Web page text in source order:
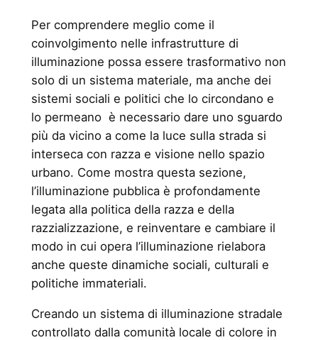
Per comprendere meglio come il
coinvolgimento nelle infrastrutture di
illuminazione possa essere trasformativo non
solo di un sistema materiale, ma anche dei
sistemi sociali e politici che lo circondano e
lo permeano è necessario dare uno sguardo
più da vicino a come la luce sulla strada si
interseca con razza e visione nello spazio
urbano. Come mostra questa sezione,
l’illuminazione pubblica è profondamente
legata alla politica della razza e della
razzializzazione, e reinventare e cambiare il
modo in cui opera l’illuminazione rielabora
anche queste dinamiche sociali, culturali e
politiche immateriali.
Creando un sistema di illuminazione stradale
controllato dalla comunità locale di colore in